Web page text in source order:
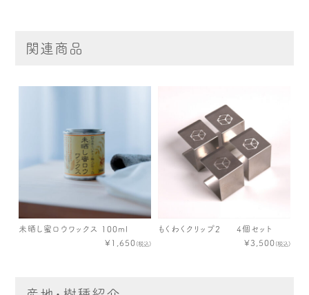
関連商品
未晒し蜜ロウワックス 100ml
¥1,650 (税込)
もくわくクリップ2 4個セット
¥3,500 (税込)